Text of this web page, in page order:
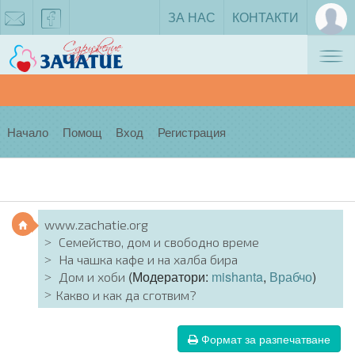
facebook
ЗА НАС КОНТАКТИ
Начало Помощ Вход Регистрация
www.zachatie.org
Семейство, дом и свободно време
На чашка кафе и на халба бира
Дом и хоби (Модератори: mishanta, Врабчо)
Какво и как да сготвим?
Формат за разпечатване